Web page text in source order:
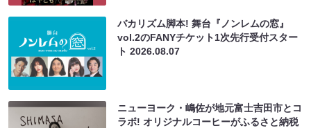
バカリズム脚本! 舞台『ノンレムの窓』
vol.2のFANYチケット1次先行受付スター
ト2026.08.07
ニューヨーク・嶋佐が地元富士吉田市とコ
ラボ! オリジナルコーヒーがふるさと納税